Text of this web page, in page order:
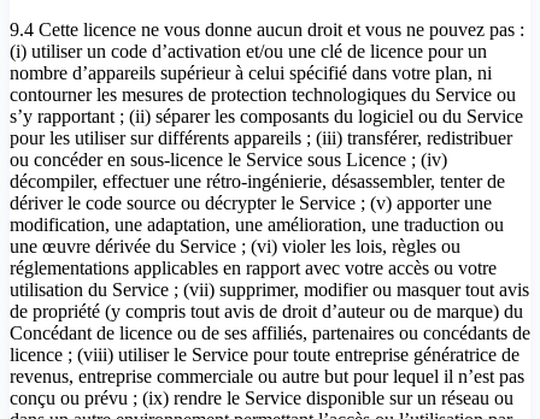
9.4 Cette licence ne vous donne aucun droit et vous ne pouvez pas :
(i) utiliser un code d’activation et/ou une clé de licence pour un
nombre d’appareils supérieur à celui spécifié dans votre plan, ni
contourner les mesures de protection technologiques du Service ou
s’y rapportant ; (ii) séparer les composants du logiciel ou du Service
pour les utiliser sur différents appareils ; (iii) transférer, redistribuer
ou concéder en sous-licence le Service sous Licence ; (iv)
décompiler, effectuer une rétro-ingénierie, désassembler, tenter de
dériver le code source ou décrypter le Service ; (v) apporter une
modification, une adaptation, une amélioration, une traduction ou
une œuvre dérivée du Service ; (vi) violer les lois, règles ou
réglementations applicables en rapport avec votre accès ou votre
utilisation du Service ; (vii) supprimer, modifier ou masquer tout avis
de propriété (y compris tout avis de droit d’auteur ou de marque) du
Concédant de licence ou de ses affiliés, partenaires ou concédants de
licence ; (viii) utiliser le Service pour toute entreprise génératrice de
revenus, entreprise commerciale ou autre but pour lequel il n’est pas
conçu ou prévu ; (ix) rendre le Service disponible sur un réseau ou